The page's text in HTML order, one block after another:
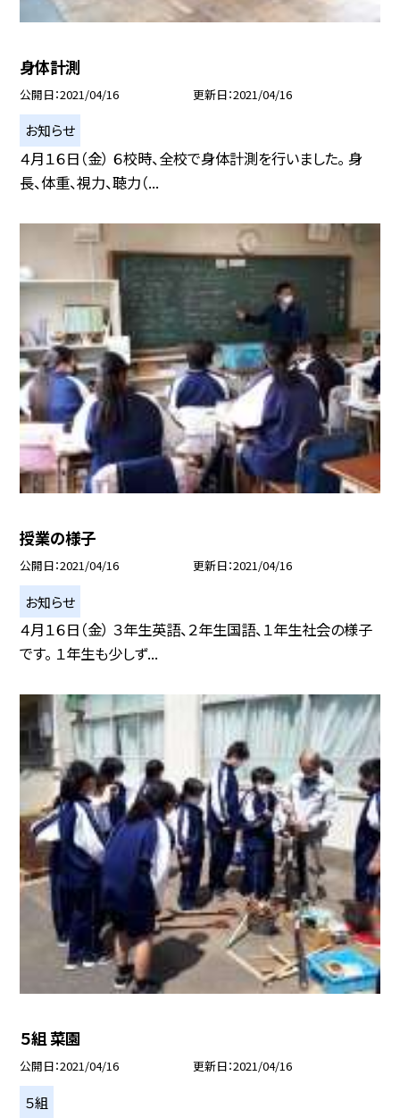
身体計測
公開日 2021/04/16 更新日 2021/04/16
お知らせ
４月１６日（金） ６校時、全校で身体計測を行いました。 身
長、体重、視力、聴力（...
授業の様子
公開日 2021/04/16 更新日 2021/04/16
お知らせ
４月１６日（金） ３年生英語、２年生国語、１年生社会の様子
です。 １年生も少しず...
５組 菜園
公開日 2021/04/16 更新日 2021/04/16
５組